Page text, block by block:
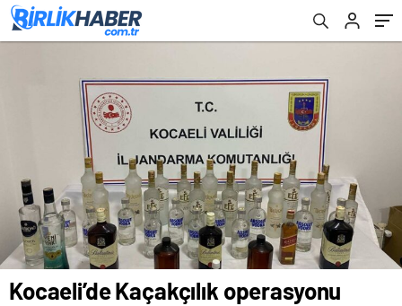
Kocaeli’de Kaçakçılık operasyonu